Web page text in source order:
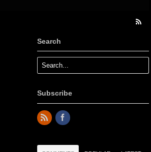
Search
Subscribe